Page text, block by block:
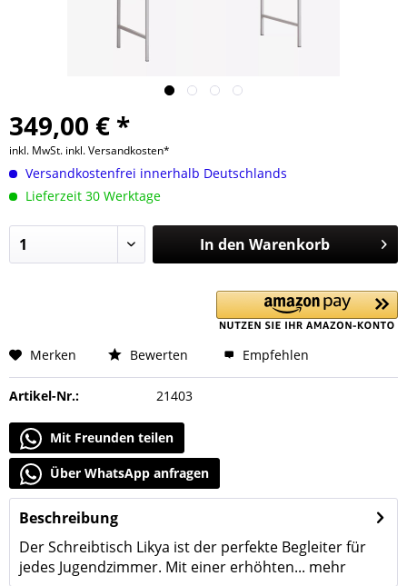
349,00 € *
inkl. MwSt. inkl. Versandkosten*
Versandkostenfrei innerhalb Deutschlands
Lieferzeit 30 Werktage
In den Warenkorb
Merken Bewerten Empfehlen
Artikel-Nr.: 21403
Mit Freunden teilen
Über WhatsApp anfragen
Beschreibung
Der Schreibtisch Likya ist der perfekte Begleiter für
jedes Jugendzimmer. Mit einer erhöhten... mehr